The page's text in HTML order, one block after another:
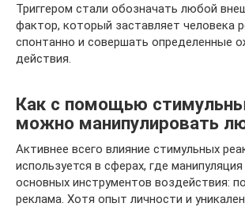
Триггером стали обозначать любой
фактор, который заставляет человека
спонтанно и совершать определенные
действия.
Как с помощью
можно манипулировать
Активнее всего влияние стимульных
используется в сферах, где
основных инструментов воздействия:
реклама. Хотя опыт личности и